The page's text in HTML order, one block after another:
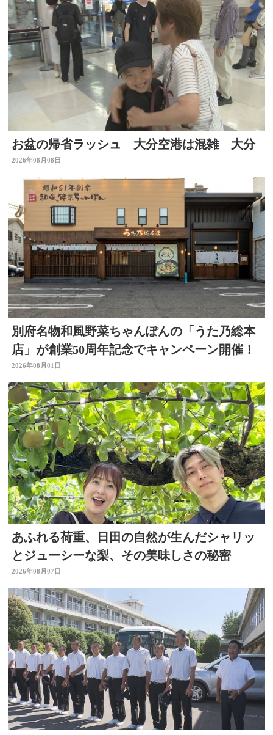
お盆の帰省ラッシュ 大分空港は混雑 大分
2026年08月08日
別府名物和風野菜ちゃんぽんの「うた乃総本
店」が創業50周年記念でキャンペーン開催！
2026年08月01日
あふれる荷重、日田の自然が生んだシャリッ
とジューシーな梨、その美味しさの秘密
2026年08月07日